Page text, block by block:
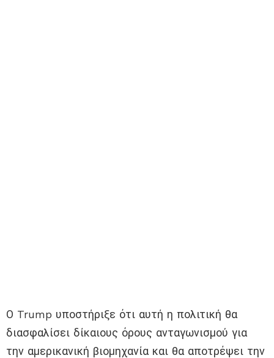
Ο Trump υποστήριξε ότι αυτή η πολιτική θα
διασφαλίσει δίκαιους όρους ανταγωνισμού για
την αμερικανική βιομηχανία και θα αποτρέψει την